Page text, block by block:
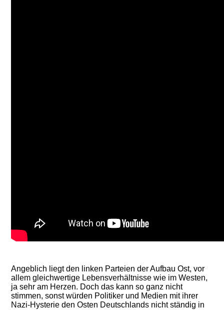
Angeblich liegt den linken Parteien der Aufbau Ost, vor
allem gleichwertige Lebensverhältnisse wie im Westen,
ja sehr am Herzen. Doch das kann so ganz nicht
stimmen, sonst würden Politiker und Medien mit ihrer
Nazi-Hysterie den Osten Deutschlands nicht ständig in